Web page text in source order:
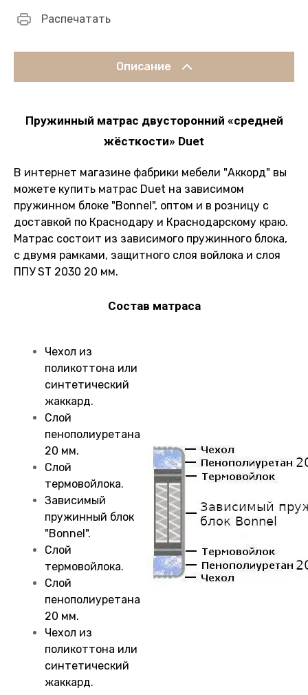
Распечатать
Описание
Пружинный матрас двусторонний «средней
жёсткости» Duet
В интернет магазине фабрики мебели "Аккорд" вы
можете купить матрас Duet на зависимом
пружинном блоке "Bonnel", оптом и в розницу с
доставкой по Краснодару и Краснодарскому краю.
Матрас состоит из зависимого пружинного блока,
с двумя рамками, защитного слоя войлока и слоя
ППУ ST 2030 20 мм.
Состав матраса
Чехол из
поликоттона или
синтетический
жаккард.
Слой
пенополиуретана
20 мм.
Слой
термовойлока.
Зависимый
пружинный блок
"Bonnel".
Слой
термовойлока.
Слой
пенополиуретана
20 мм.
Чехол из
поликоттона или
синтетический
жаккард.